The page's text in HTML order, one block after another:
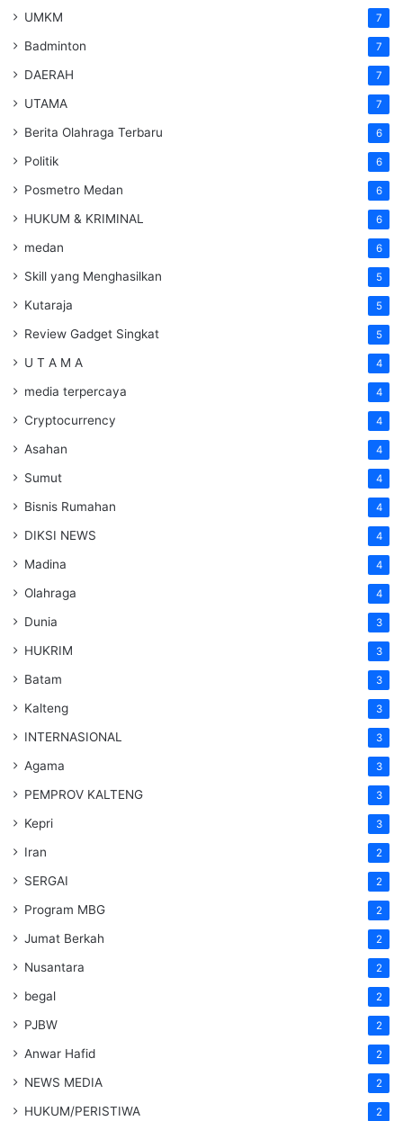
UMKM 7
Badminton 7
DAERAH 7
UTAMA 7
Berita Olahraga Terbaru 6
Politik 6
Posmetro Medan 6
HUKUM & KRIMINAL 6
medan 6
Skill yang Menghasilkan 5
Kutaraja 5
Review Gadget Singkat 5
U T A M A 4
media terpercaya 4
Cryptocurrency 4
Asahan 4
Sumut 4
Bisnis Rumahan 4
DIKSI NEWS 4
Madina 4
Olahraga 4
Dunia 3
HUKRIM 3
Batam 3
Kalteng 3
INTERNASIONAL 3
Agama 3
PEMPROV KALTENG 3
Kepri 3
Iran 2
SERGAI 2
Program MBG 2
Jumat Berkah 2
Nusantara 2
begal 2
PJBW 2
Anwar Hafid 2
NEWS MEDIA 2
HUKUM/PERISTIWA 2